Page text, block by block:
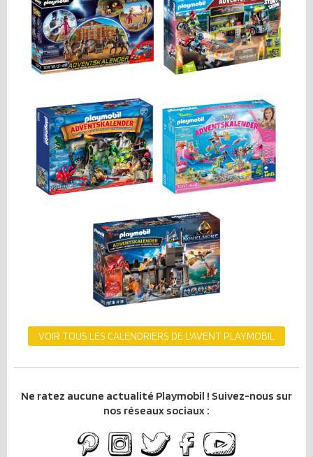
VOIR TOUS LES CALENDRIERS DE L'AVENT PLAYMOBIL
Ne ratez aucune actualité Playmobil ! Suivez-nous sur
nos réseaux sociaux :